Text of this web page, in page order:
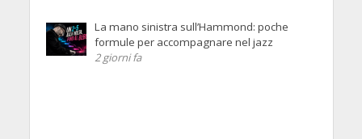
La mano sinistra sull’Hammond: poche
formule per accompagnare nel jazz
2 giorni fa